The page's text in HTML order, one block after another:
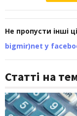
Не пропусти інші
bigmir)net у
Статті на